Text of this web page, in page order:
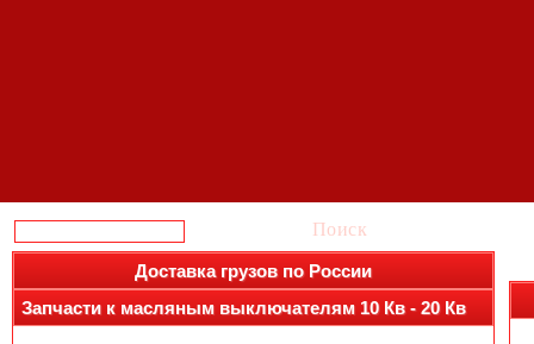
Поиск
Доставка грузов по России
Запчасти к масляным выключателям 10 Кв - 20 Кв